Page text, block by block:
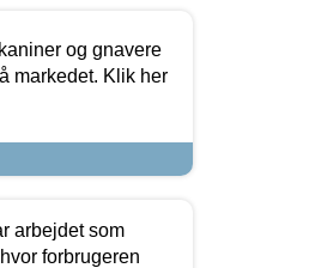
og gnavere
markedet. Klik her
arbejdet som
forbrugeren